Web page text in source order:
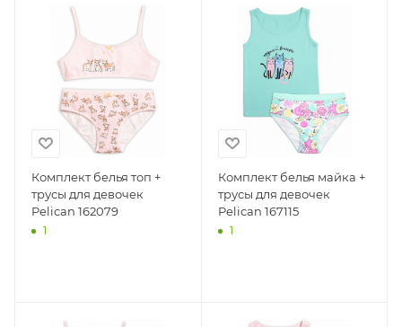
Комплект белья топ +
трусы для девочек
Pelican 162079
1
Комплект белья майка +
трусы для девочек
Pelican 167115
1